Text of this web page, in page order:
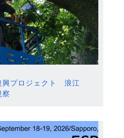
興プロジェクト 浪江
察